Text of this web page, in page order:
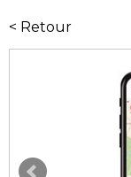
< Retour